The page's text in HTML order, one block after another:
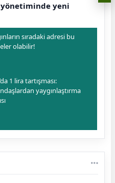
yönetiminde yeni
sıradaki adresi bu
olabilir!
1 lira tartışması:
yaygınlaştırma